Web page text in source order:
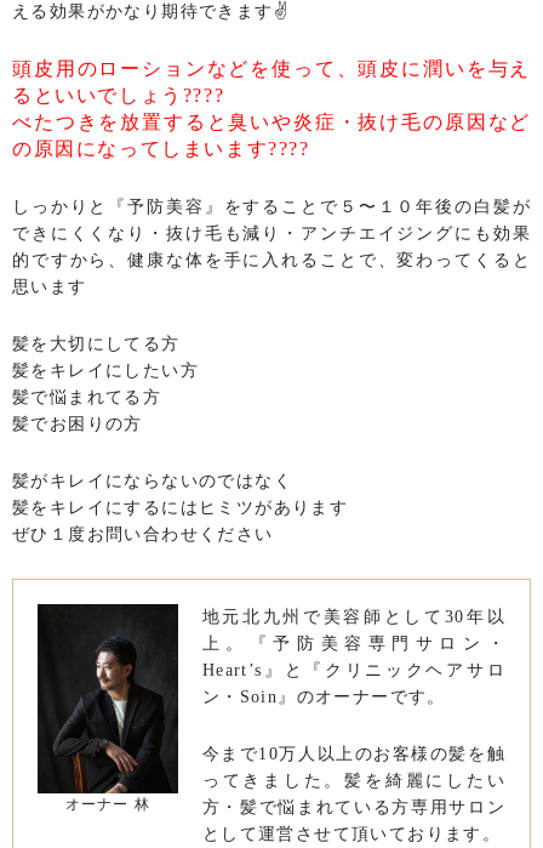
える効果がかなり期待できます✌️
頭皮用のローションなどを使って、頭皮に潤いを与え
るといいでしょう????
べたつきを放置すると臭いや炎症・抜け毛の原因など
の原因になってしまいます????
しっかりと『予防美容』をすることで５〜１０年後の白髪が
できにくくなり・抜け毛も減り・アンチエイジングにも効果
的ですから、健康な体を手に入れることで、変わってくると
思います
髪を大切にしてる方
髪をキレイにしたい方
髪で悩まれてる方
髪でお困りの方
髪がキレイにならないのではなく
髪をキレイにするにはヒミツがあります
ぜひ１度お問い合わせください
オーナー 林
地元北九州で美容師として30年以
上。『予防美容専門サロン・
Heart’s』と『クリニックヘアサロ
ン・Soin』のオーナーです。
今まで10万人以上のお客様の髪を触
ってきました。髪を綺麗にしたい
方・髪で悩まれている方専用サロン
として運営させて頂いております。